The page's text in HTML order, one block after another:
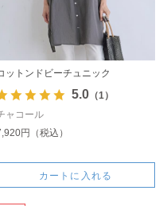
ットンドビーチュニック
5.0（1）
ャコール
円（税込）
カートに入れる